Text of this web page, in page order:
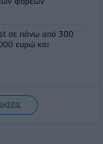
σε πάνω από 300
ευρώ και